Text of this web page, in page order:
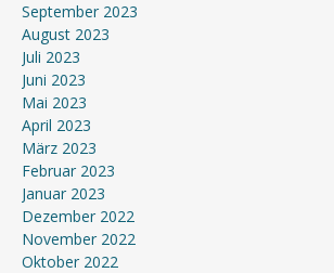
September 2023
August 2023
Juli 2023
Juni 2023
Mai 2023
April 2023
März 2023
Februar 2023
Januar 2023
Dezember 2022
November 2022
Oktober 2022